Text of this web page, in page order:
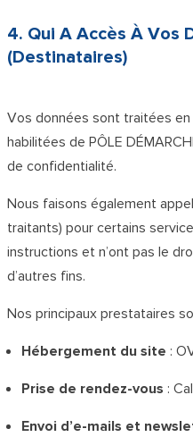
4. Qui A Accès À Vos
(Destinataires)
Vos données sont traitées
habilitées de PÔLE
de confidentialité.
Nous faisons également
traitants) pour certains
instructions et n’ont pas le
d’autres fins.
Nos principaux prestataires
Hébergement du site :
Prise de rendez-vous :
Envoi d’e-mails et